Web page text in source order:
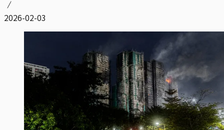
2026-02-03